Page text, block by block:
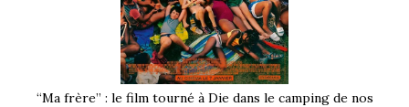
“Ma frère” : le film tourné à Die dans le camping de nos